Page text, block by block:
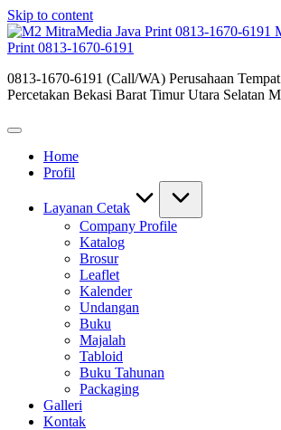
Skip to content
Print 0813-1670-6191
0813-1670-6191 (Call/WA) Perusahaan
Percetakan Bekasi Barat Timur Utara Selatan
Home
Profil
Layanan Cetak
Company Profile
Katalog
Brosur
Leaflet
Kalender
Undangan
Buku
Majalah
Tabloid
Buku Tahunan
Packaging
Galleri
Kontak